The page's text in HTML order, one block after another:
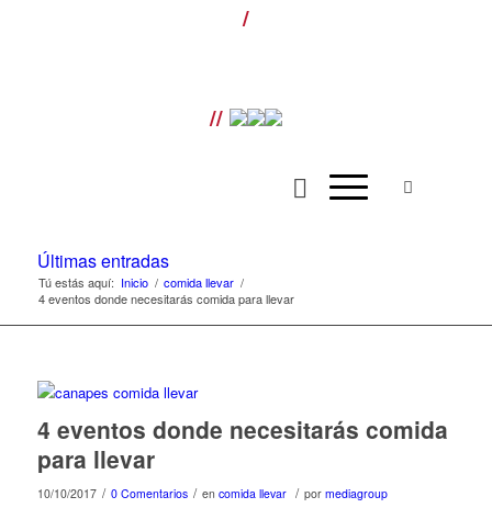
/
//
Últimas entradas
Tú estás aquí: Inicio / comida llevar /
4 eventos donde necesitarás comida para llevar
4 eventos donde necesitarás comida
para llevar
10/10/2017 / 0 Comentarios / en comida llevar / por mediagroup